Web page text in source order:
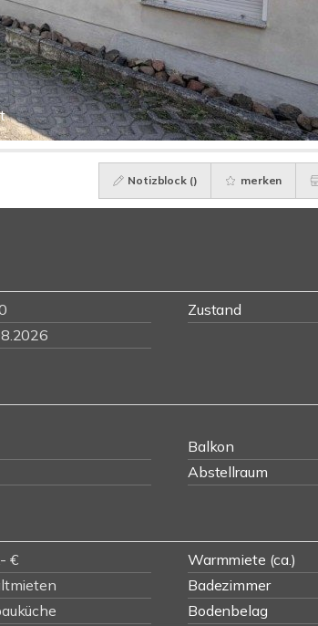
Notizblock () merken
Zustand
Balkon
Abstellraum
€ Warmmiete (ca.)
Badezimmer
Bodenbelag